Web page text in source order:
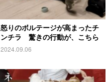
怒りのボルテージが高まったチ
ンチラ 驚きの行動が、こちら
2024.09.06